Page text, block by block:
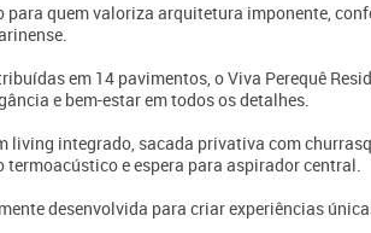
para quem valoriza arquitetura imponente,
em 14 pavimentos, o Viva Perequê
e bem-estar em todos os detalhes.
living integrado, sacada privativa com
termoacústico e espera para aspirador central.
desenvolvida para criar experiências